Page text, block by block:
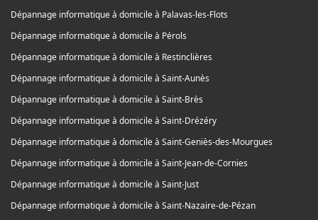
Dépannage informatique à domicile à Palavas-les-Flots
Dépannage informatique à domicile à Pérols
Dépannage informatique à domicile à Restinclières
Dépannage informatique à domicile à Saint-Aunès
Dépannage informatique à domicile à Saint-Brès
Dépannage informatique à domicile à Saint-Drézéry
Dépannage informatique à domicile à Saint-Geniès-des-Mourgues
Dépannage informatique à domicile à Saint-Jean-de-Cornies
Dépannage informatique à domicile à Saint-Just
Dépannage informatique à domicile à Saint-Nazaire-de-Pézan